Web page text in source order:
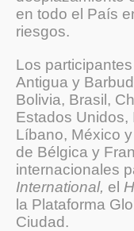
en todo el País
riesgos.
Los
Antigua y
Bolivia, Brasil,
Estados Unidos,
Líbano, México
de Bélgica y
internacionales
International, el
la Plataforma
Ciudad.